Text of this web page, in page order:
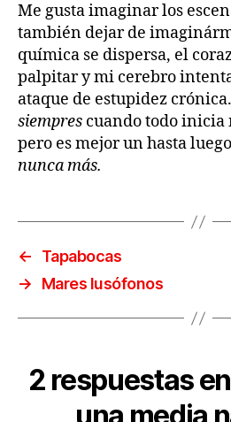
Me gusta imaginar los
también dejar de
química se dispersa, el
palpitar y mi cerebro
ataque de estupidez
siempres cuando todo inicia
pero es mejor un hasta
nunca más.
←
Tapabocas
→
Mares lusófonos
2 respuestas